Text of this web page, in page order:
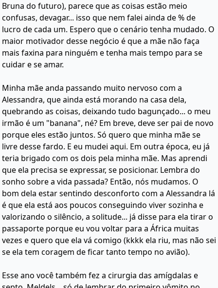
Bruna do futuro), parece que as coisas estão meio
confusas, devagar... isso que nem falei ainda de % de
lucro de cada um. Espero que o cenário tenha mudado. O
maior motivador desse negócio é que a mãe não faça
mais faxina para ninguém e tenha mais tempo para se
cuidar e se amar.
Minha mãe anda passando muito nervoso com a
Alessandra, que ainda está morando na casa dela,
quebrando as coisas, deixando tudo bagunçado... o meu
irmão é um "banana", né? Em breve, deve ser pai de novo
porque eles estão juntos. Só quero que minha mãe se
livre desse fardo. E eu mudei aqui. Em outra época, eu já
teria brigado com os dois pela minha mãe. Mas aprendi
que ela precisa se expressar, se posicionar. Lembra do
sonho sobre a vida passada? Então, nós mudamos. O
bom dela estar sentindo desconforto com a Alessandra lá
é que ela está aos poucos conseguindo viver sozinha e
valorizando o silêncio, a solitude... já disse para ela tirar o
passaporte porque eu vou voltar para a África muitas
vezes e quero que ela vá comigo (kkkk ela riu, mas não sei
se ela tem coragem de ficar tanto tempo no avião).
Esse ano você também fez a cirurgia das amígdalas e